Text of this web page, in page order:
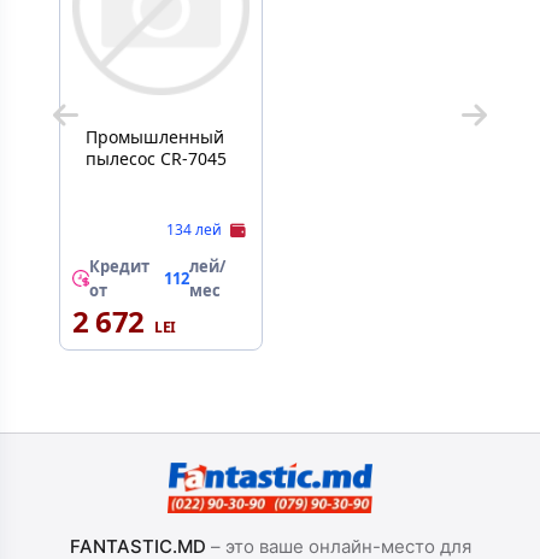
Промышленный
пылесос CR-7045
134 лей
Кредит
от
112
лей/
мес
2 672
FANTASTIC.MD – это ваше онлайн-место для